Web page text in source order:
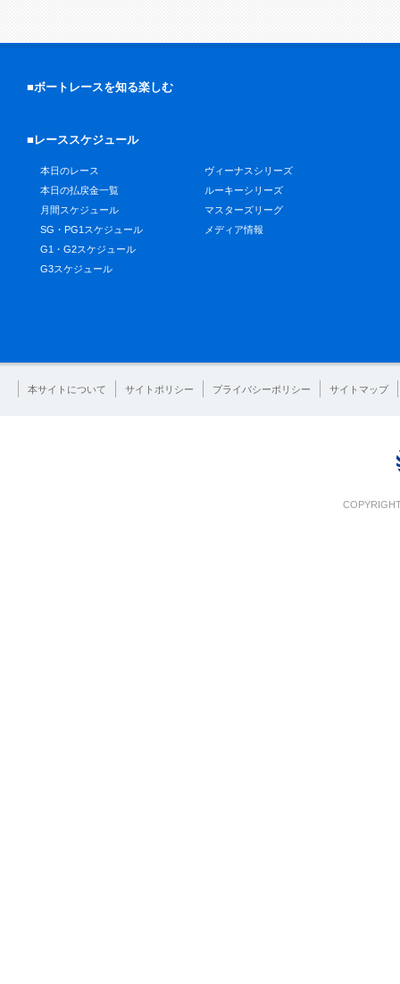
■ボートレースを知る楽しむ
■レーススケジュール
本日のレース
本日の払戻金一覧
月間スケジュール
SG・PG1スケジュール
G1・G2スケジュール
G3スケジュール
ヴィーナスシリーズ
ルーキーシリーズ
マスターズリーグ
メディア情報
本サイトについて サイトポリシー プライバシーポリシー サイトマップ